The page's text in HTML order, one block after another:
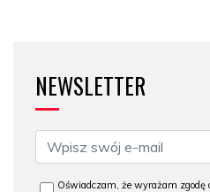
NEWSLETTER
Oświadczam, że wyrażam